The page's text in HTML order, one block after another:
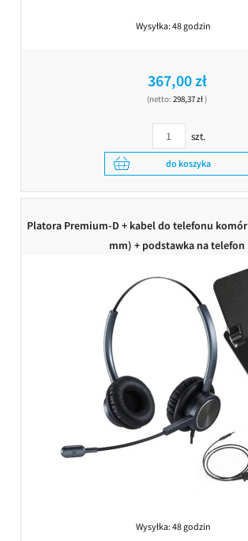
Wysyłka:48 godzin
367,00 zł
(netto: 298,37 zł)
szt.
do koszyka
Platora Premium-D + kabel do telefonu
mm) + podstawka na telefon
Wysyłka:48 godzin